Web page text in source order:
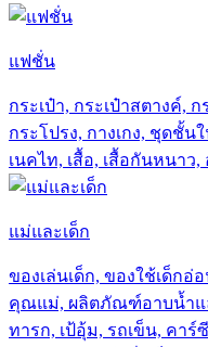
แฟชั่น
กระเป๋า, กระเป๋าสตางค์,
กระโปรง, กางเกง, ชุดชั้น
เนคไท, เสื้อ, เสื้อกันหนา
แม่และเด็ก
ของเล่นเด็ก, ของใช้เด็ก
คุณแม่, ผลิตภัณฑ์อาบน้ำแ
ทารก, เป้อุ้ม, รถเข็น, คาร์